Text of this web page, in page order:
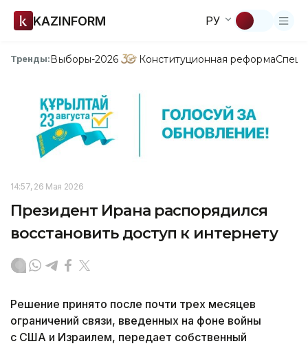
KAZINFORM РУ
Тренды:Выборы-2026 Конституционная реформа
14:57, 26 Мая 2026
Президент Ирана распорядился
восстановить доступ к интернету
Решение принято после почти трех месяцев
ограничений связи, введенных на фоне войны
с США и Израилем, передает собственный